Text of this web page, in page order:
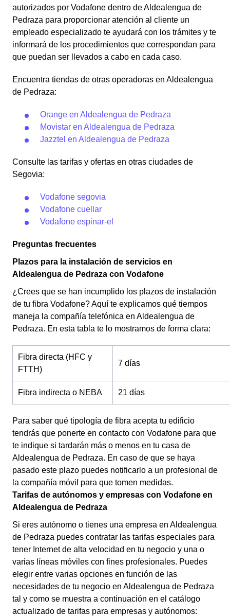
autorizados por Vodafone dentro de Aldealengua de
Pedraza para proporcionar atención al cliente un
empleado especializado te ayudará con los trámites y te
informará de los procedimientos que correspondan para
que puedan ser llevados a cabo en cada caso.
Encuentra tiendas de otras operadoras en Aldealengua
de Pedraza:
Orange en Aldealengua de Pedraza
Movistar en Aldealengua de Pedraza
Jazztel en Aldealengua de Pedraza
Consulte las tarifas y ofertas en otras ciudades de
Segovia:
Vodafone segovia
Vodafone cuellar
Vodafone espinar-el
Preguntas frecuentes
Plazos para la instalación de servicios en
Aldealengua de Pedraza con Vodafone
¿Crees que se han incumplido los plazos de instalación
de tu fibra Vodafone? Aquí te explicamos qué tiempos
maneja la compañía telefónica en Aldealengua de
Pedraza. En esta tabla te lo mostramos de forma clara:
Fibra directa (HFC y
FTTH)
7 días
Fibra indirecta o NEBA 21 días
Para saber qué tipología de fibra acepta tu edificio
tendrás que ponerte en contacto con Vodafone para que
te indique si tardarán más o menos en tu casa de
Aldealengua de Pedraza. En caso de que se haya
pasado este plazo puedes notificarlo a un profesional de
la compañía móvil para que tomen medidas.
Tarifas de autónomos y empresas con Vodafone en
Aldealengua de Pedraza
Si eres autónomo o tienes una empresa en Aldealengua
de Pedraza puedes contratar las tarifas especiales para
tener Internet de alta velocidad en tu negocio y una o
varias líneas móviles con fines profesionales. Puedes
elegir entre varias opciones en función de las
necesidades de tu negocio en Aldealengua de Pedraza
tal y como se muestra a continuación en el catálogo
actualizado de tarifas para empresas y autónomos: